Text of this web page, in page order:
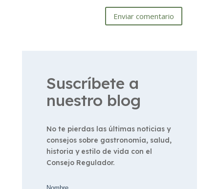
Enviar comentario
Suscríbete a
nuestro blog
No te pierdas las últimas noticias y
consejos sobre gastronomía, salud,
historia y estilo de vida con el
Consejo Regulador.